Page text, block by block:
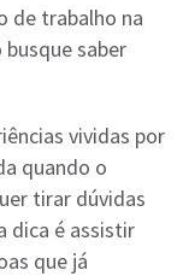
de trabalho na
saber
vividas por
quando o
tirar dúvidas
dica é assistir
que já